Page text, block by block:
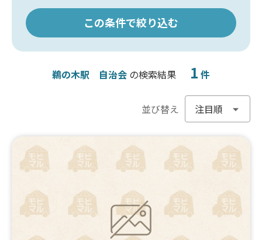
この条件で絞り込む
鵜の木駅 自治会 の検索結果 1 件
並び替え